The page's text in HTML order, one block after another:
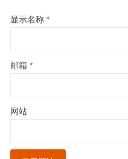
显示名称 *
邮箱 *
网站